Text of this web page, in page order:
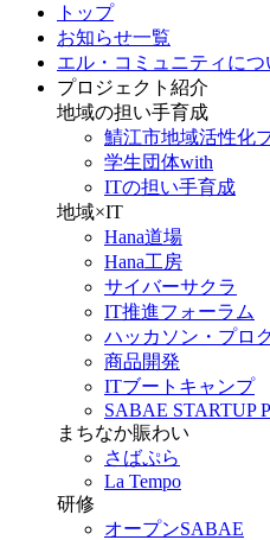
トップ
お知らせ一覧
エル・コミュニティにつ
プロジェクト紹介
地域の担い手育成
鯖江市地域活性化
学生団体with
ITの担い手育成
地域×IT
Hana道場
Hana工房
サイバーサクラ
IT推進フォーラム
ハッカソン・プロ
商品開発
ITブートキャンプ
SABAE STARTUP
まちなか賑わい
さばぷら
La Tempo
研修
オープンSABAE